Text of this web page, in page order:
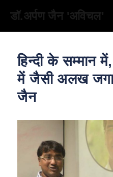
डॉ.अर्पण जैन 'अविचल'
हिन्दी के सम्मान
में जैसी अलख
जैन